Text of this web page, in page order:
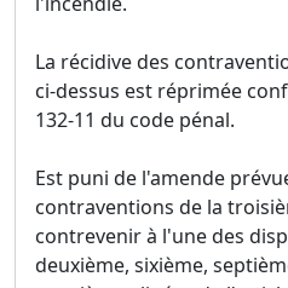
La récidive des
ci-dessus est réprimée
132-11 du code pénal.
Est puni de l'amende
contraventions de la
contrevenir à l'une des
deuxième, sixième,